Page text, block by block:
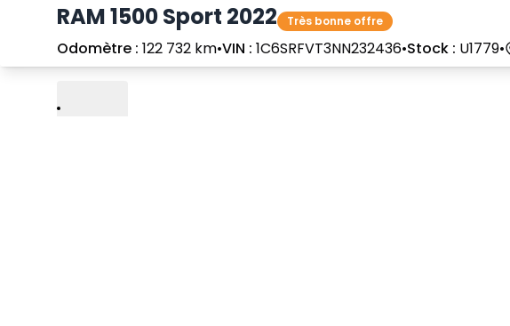
RAM 1500 Sport 2022 Très bonne offre
Odomètre : 122 732 km•VIN : 1C6SRFVT3NN232436•Stock : U1779•
Lire Précédent
Suivant